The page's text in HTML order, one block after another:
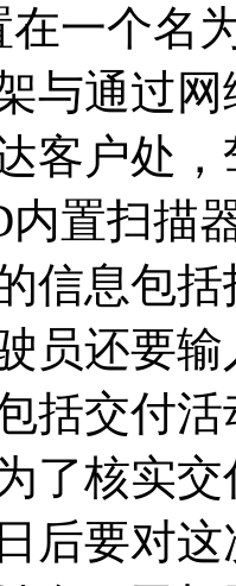
一个名
与通过
客户处
置扫描
信息包
员还要
括交付
了核实
后要对